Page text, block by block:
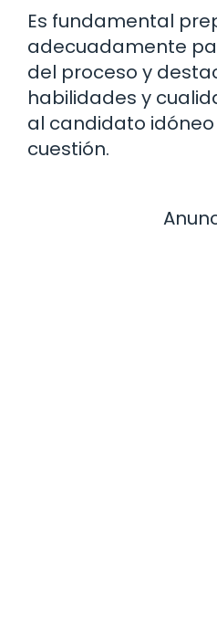
Es fundamental
adecuadamente
del proceso y
habilidades y
al candidato
cuestión.